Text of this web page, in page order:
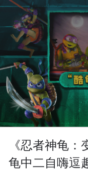
《忍者神龟
龟中二自嗨逗